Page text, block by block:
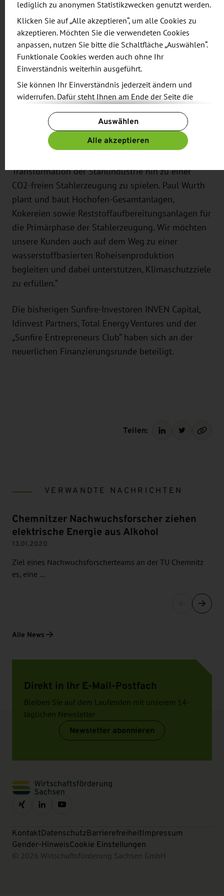
Wasserstoff. „Damit haben wir in der Stahlbranche
schon ein Ausrufezeichen gesetzt. Mit dem Einstieg
von Paul Wurth werden wir ein wertvoller Partner
für die energieintensive Industrie. Mit diesem
Meilenstein machen wir den konsequenten Schritt
zum Industrieunternehmen und können neben
dem reinen Produktgeschäft nun auch als
Dienstleister im Projektgeschäft agieren.“
Für Georges Rassel, CEO Paul Wurth, „ist unsere
Zusammenarbeit mit Sunfire Ausdruck unserer
Transformation der Stahlindustrie hin zu einer
CO2-freien Stahlerzeugung zu spielen. Paul Wurth
plant und baut Hochofen-Gesamtanlagen,
Kokereien sowie Reststoffaufbereitungsanlagen für
die Primärphase der Stahlerzeugung. Wir möchten
unsere Kunden auch auf dem Weg zu einer
wasserstoffbasierten Roheisenproduktion
begleiten und dabei unterstützen, Klimaschutzziele
zu erfüllen.“
Die bisherigen Sunfire-Investoren INVEN Capital,
Idinvest Partners, Total Energy Ventures und der
„Sunfire Entrepreneurs Club“ haben sich an der
neuerlichen Finanzierungsrunde beteiligt.
Teilen:
VERWANDTE NACHRICHTEN
Chemnitzer Nachwuchsforscher ziehen
elektrische Energie aus Alkohol
13.01.2020
Ziel eines Nachwuchsforscherteams an der TU Chemnitz
es, eine …
Alle News
Direkt in Ihr E-Mail-Postfach
Bleiben Sie auf dem Laufenden mit unserem 14-
täglichen Newsletter
Newsletter abonnieren
KontaktDatenschutzBarrierefreiheitImpressum
Gender-HinweisCookie Einstellungen
© 2026 Wirtschaftsförderung Sachsen GmbH
lediglich zu anonymen Statistikzwecken genutzt werden.
Klicken Sie auf „Alle akzeptieren“, um alle Cookies zu
akzeptieren. Möchten Sie die verwendeten Cookies
anpassen, nutzen Sie bitte die Schaltfläche „Auswählen“.
Funktionale Cookies werden auch ohne Ihr
Einverständnis weiterhin ausgeführt.
Sie können Ihr Einverständnis jederzeit ändern und
widerrufen. Dafür steht Ihnen am Ende der Seite die
Verfügung.
Weitere Informationen finden Sie in unseren
Datenschutzbestimmungenund ergänzend in unserem
Auswählen
Alle akzeptieren